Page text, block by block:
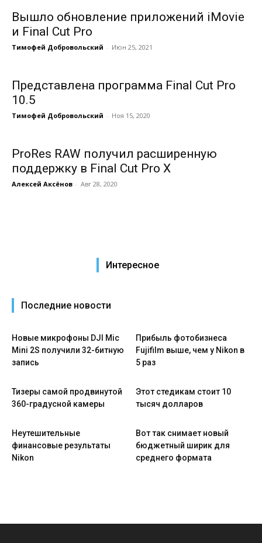
Вышло обновление приложений iMovie
и Final Cut Pro
Тимофей Добровольский - Июн 25, 2021
Представлена программа Final Cut Pro
10.5
Тимофей Добровольский - Ноя 15, 2020
ProRes RAW получил расширенную
поддержку в Final Cut Pro X
Алексей Аксёнов - Авг 28, 2020
Интересное
Последние новости
Новые микрофоны DJI Mic
Mini 2S получили 32-битную
запись
Прибыль фотобизнеса
Fujifilm выше, чем у Nikon в
5 раз
Тизеры самой продвинутой
360-градусной камеры
Этот стедикам стоит 10
тысяч долларов
Неутешительные
финансовые результаты
Nikon
Вот так снимает новый
бюджетный ширик для
среднего формата